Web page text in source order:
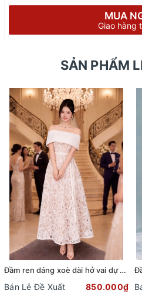
MUA
Giao hàng
SẢN PHẨM
Đầm ren dáng xoè dài hở vai dự tiệc phối dây đai sang trọng
Bán Lẻ Đề Xuất 850.000₫